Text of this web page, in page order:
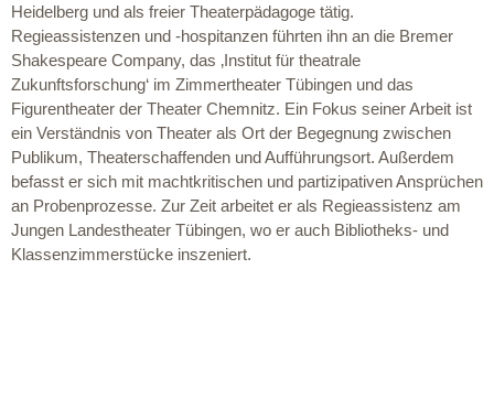
Heidelberg und als freier Theaterpädagoge tätig.
Regieassistenzen und -hospitanzen führten ihn an die Bremer
Shakespeare Company, das ‚Institut für theatrale
Zukunftsforschung‘ im Zimmertheater Tübingen und das
Figurentheater der Theater Chemnitz. Ein Fokus seiner Arbeit ist
ein Verständnis von Theater als Ort der Begegnung zwischen
Publikum, Theaterschaffenden und Aufführungsort. Außerdem
befasst er sich mit machtkritischen und partizipativen Ansprüchen
an Probenprozesse. Zur Zeit arbeitet er als Regieassistenz am
Jungen Landestheater Tübingen, wo er auch Bibliotheks- und
Klassenzimmerstücke inszeniert.